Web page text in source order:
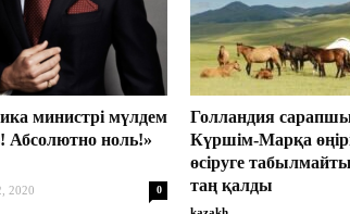
министрі мүлдем
Абсолютно ноль!»
2020
0
Голландия
Күршім-Марқа
өсіруге
таң қалды